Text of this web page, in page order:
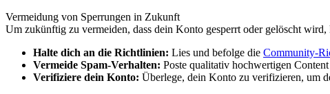
Vermeidung von Sperrungen in Zukunft
Um zukünftig zu vermeiden, dass dein Konto gesperrt oder gelöscht
Halte dich an die Richtlinien: Lies und befolge die Community-
Vermeide Spam-Verhalten: Poste qualitativ hochwertigen
Verifiziere dein Konto: Überlege, dein Konto zu verifizieren, um